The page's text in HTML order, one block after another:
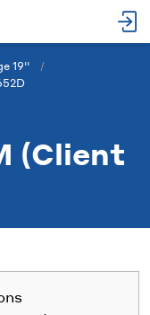
19''
(Client